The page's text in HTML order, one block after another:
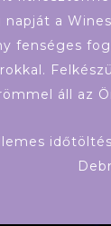
napját a
fenséges
áll az